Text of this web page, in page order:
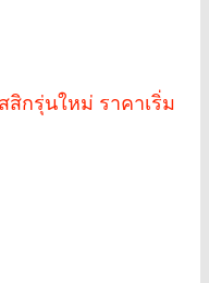
สิกรุ่นใหม่ ราคาเริ่ม